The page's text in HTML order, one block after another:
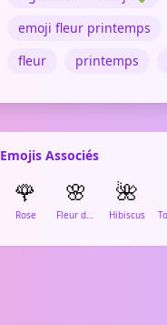
emoji fleur printemps
fleur
printemps
Emojis Associés
🌹
Rose
🌸
Fleur de cerisier
🌺
Hibiscus